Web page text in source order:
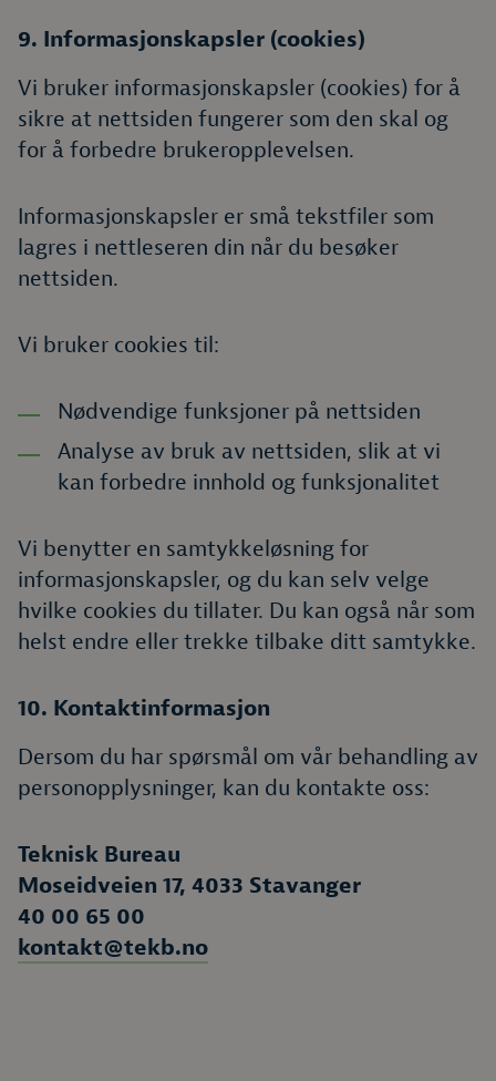
9. Informasjonskapsler (cookies)
Vi bruker informasjonskapsler (cookies) for å
sikre at nettsiden fungerer som den skal og
for å forbedre brukeropplevelsen.
Informasjonskapsler er små tekstfiler som
lagres i nettleseren din når du besøker
nettsiden.
Vi bruker cookies til:
Nødvendige funksjoner på nettsiden
Analyse av bruk av nettsiden, slik at vi
kan forbedre innhold og funksjonalitet
Vi benytter en samtykkeløsning for
informasjonskapsler, og du kan selv velge
hvilke cookies du tillater. Du kan også når som
helst endre eller trekke tilbake ditt samtykke.
10. Kontaktinformasjon
Dersom du har spørsmål om vår behandling av
personopplysninger, kan du kontakte oss:
Teknisk Bureau
Moseidveien 17, 4033 Stavanger
40 00 65 00
kontakt@tekb.no